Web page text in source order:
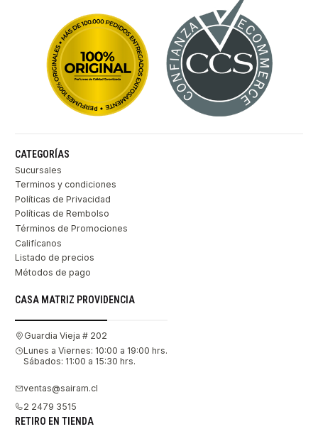
CATEGORÍAS
Sucursales
Terminos y condiciones
Políticas de Privacidad
Políticas de Rembolso
Términos de Promociones
Califícanos
Listado de precios
Métodos de pago
CASA MATRIZ PROVIDENCIA
Guardia Vieja # 202
Lunes a Viernes: 10:00 a 19:00 hrs.
Sábados: 11:00 a 15:30 hrs.
ventas@sairam.cl
2 2479 3515
RETIRO EN TIENDA